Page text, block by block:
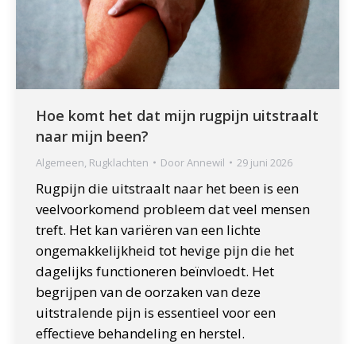
Hoe komt het dat mijn rugpijn uitstraalt
naar mijn been?
Algemeen, Rugklachten DoorAnnewil 29 juni 2026
Rugpijn die uitstraalt naar het been is een
veelvoorkomend probleem dat veel mensen
treft. Het kan variëren van een lichte
ongemakkelijkheid tot hevige pijn die het
dagelijks functioneren beïnvloedt. Het
begrijpen van de oorzaken van deze
uitstralende pijn is essentieel voor een
effectieve behandeling en herstel.